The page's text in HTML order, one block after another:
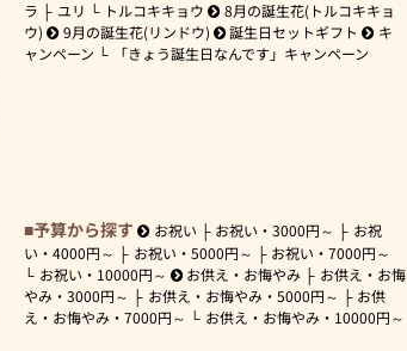
ラ ユリ トルコキキョウ
8月の誕生花(トルコキキョ
ウ)
9月の誕生花(リンドウ) 誕生日セットギフト
キ
ャンペーン
「きょう誕生日なんです」キャンペーン
予算から探す お祝い お祝い・3000円～
お祝
い・ 4000円～ お祝い・ 5000円～ お祝い・7000円～
お祝い・ 10000円～ お供え・お悔やみ
お供え・お悔
やみ・ 3000円～ お供え・お悔やみ・ 5000円～
お供
え・お悔やみ・ 7000円～ お供え・お悔やみ・ 10000円～